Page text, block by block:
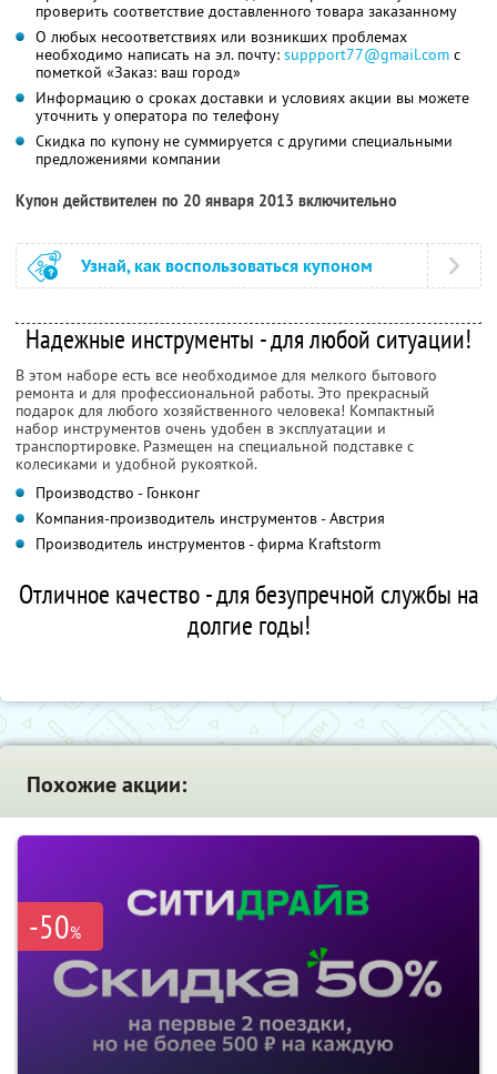
проверить соответствие доставленного товара заказанному
О любых несоответствиях или возникших проблемах
необходимо написать на эл. почту: suppport77@gmail.com с
пометкой «Заказ: ваш город»
Информацию о сроках доставки и условиях акции вы можете
уточнить у оператора по телефону
Скидка по купону не суммируется с другими специальными
предложениями компании
Купон действителен по 20 января 2013 включительно
Узнай, как воспользоваться купоном
Надежные инструменты - для любой ситуации!
В этом наборе есть все необходимое для мелкого бытового
ремонта и для профессиональной работы. Это прекрасный
подарок для любого хозяйственного человека! Компактный
набор инструментов очень удобен в эксплуатации и
транспортировке. Размещен на специальной подставке с
колесиками и удобной рукояткой.
Производство - Гонконг
Компания-производитель инструментов - Австрия
Производитель инструментов - фирма Kraftstorm
Отличное качество - для безупречной службы на
долгие годы!
Похожие акции:
-50%